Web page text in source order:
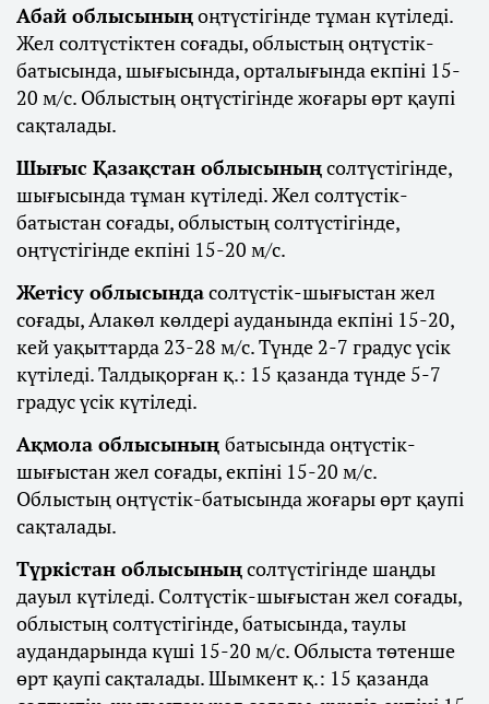
Абай облысыныңоңтүстігінде тұман күтіледі.
Жел солтүстіктен соғады, облыстың оңтүстік-
батысында, шығысында, орталығында екпіні 15-
20 м/с. Облыстың оңтүстігінде жоғары өрт қаупі
сақталады.
Шығыс Қазақстан облысыныңсолтүстігінде,
шығысында тұман күтіледі. Жел солтүстік-
батыстан соғады, облыстың солтүстігінде,
оңтүстігінде екпіні 15-20 м/с.
Жетісу облысындасолтүстік-шығыстан жел
соғады, Алакөл көлдері ауданында екпіні 15-20,
кей уақыттарда 23-28 м/с. Түнде 2-7 градус үсік
күтіледі. Талдықорған қ.: 15 қазанда түнде 5-7
градус үсік күтіледі.
Ақмола облысының батысында оңтүстік-
шығыстан жел соғады, екпіні 15-20 м/с.
Облыстың оңтүстік-батысында жоғары өрт қаупі
сақталады.
Түркістан облысыныңсолтүстігінде шаңды
дауыл күтіледі. Солтүстік-шығыстан жел соғады,
облыстың солтүстігінде, батысында, таулы
аудандарында күші 15-20 м/с. Облыста төтенше
өрт қаупі сақталады. Шымкент қ.: 15 қазанда